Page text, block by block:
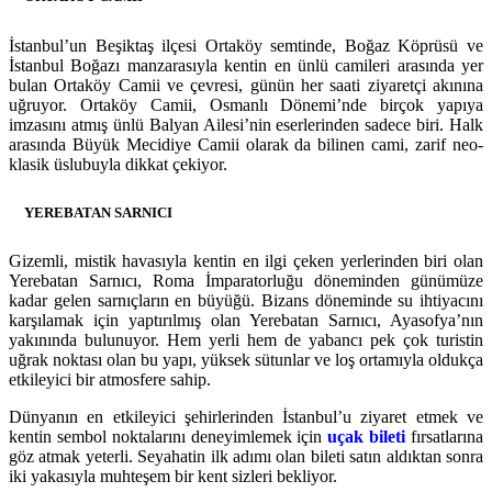
İstanbul’un Beşiktaş ilçesi Ortaköy semtinde, Boğaz Köprüsü ve
İstanbul Boğazı manzarasıyla kentin en ünlü camileri arasında yer
bulan Ortaköy Camii ve çevresi, günün her saati ziyaretçi akınına
uğruyor. Ortaköy Camii, Osmanlı Dönemi’nde birçok yapıya
imzasını atmış ünlü Balyan Ailesi’nin eserlerinden sadece biri. Halk
arasında Büyük Mecidiye Camii olarak da bilinen cami, zarif neo-
klasik üslubuyla dikkat çekiyor.
YEREBATAN SARNICI
Gizemli, mistik havasıyla kentin en ilgi çeken yerlerinden biri olan
Yerebatan Sarnıcı, Roma İmparatorluğu döneminden günümüze
kadar gelen sarnıçların en büyüğü. Bizans döneminde su ihtiyacını
karşılamak için yaptırılmış olan Yerebatan Sarnıcı, Ayasofya’nın
yakınında bulunuyor. Hem yerli hem de yabancı pek çok turistin
uğrak noktası olan bu yapı, yüksek sütunlar ve loş ortamıyla oldukça
etkileyici bir atmosfere sahip.
Dünyanın en etkileyici şehirlerinden İstanbul’u ziyaret etmek ve
kentin sembol noktalarını deneyimlemek içinuçak bileti fırsatlarına
göz atmak yeterli. Seyahatin ilk adımı olan bileti satın aldıktan sonra
iki yakasıyla muhteşem bir kent sizleri bekliyor.